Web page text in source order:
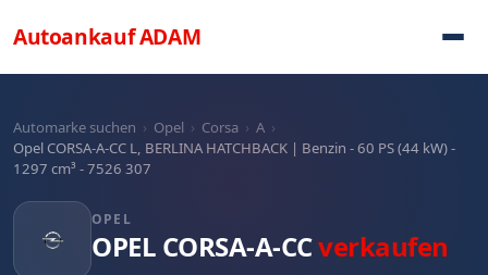
AutoankaufADAM
Automarke suchen › Opel › Corsa › A ›
Opel CORSA-A-CC L, BERLINA HATCHBACK | Benzin - 60 PS (44 kW) -
1297 cm³ - 7526 307
OPEL
OPEL CORSA-A-CCverkaufen